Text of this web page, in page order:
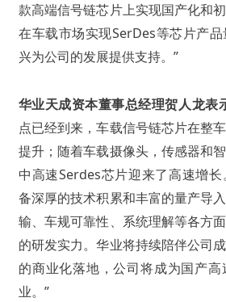
款高端信号链芯片上实现国产化和
在车载市场实现SerDes等芯片产
兴为公司的发展提供支持。”
华业天成资本董事总经理贺人龙表
点已经到来，车载信号链芯片在整
提升；随着车载摄像头，传感器和
中高速Serdes芯片迎来了高速增
备深厚的技术积累和丰富的量产导
输、车规可靠性、系统理解等各方
的研发实力。华业将持续陪伴公司
的商业化落地，公司将成为国产
业。”